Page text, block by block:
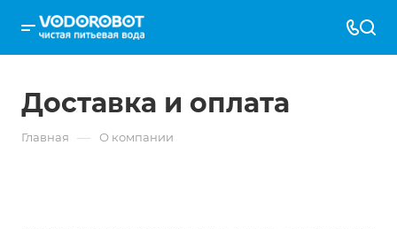
Доставка и оплата
Главная — О компании